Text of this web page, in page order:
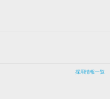
採用情報一覧